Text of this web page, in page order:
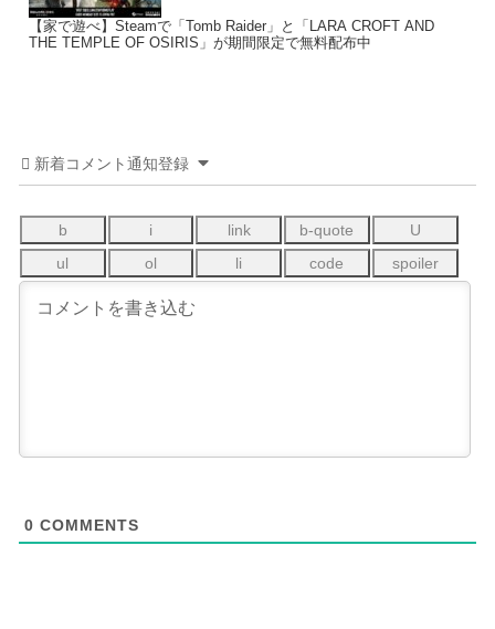
【家で遊べ】Steamで「Tomb Raider」と「LARA CROFT AND
THE TEMPLE OF OSIRIS」が期間限定で無料配布中
新着コメント通知登録
0 COMMENTS